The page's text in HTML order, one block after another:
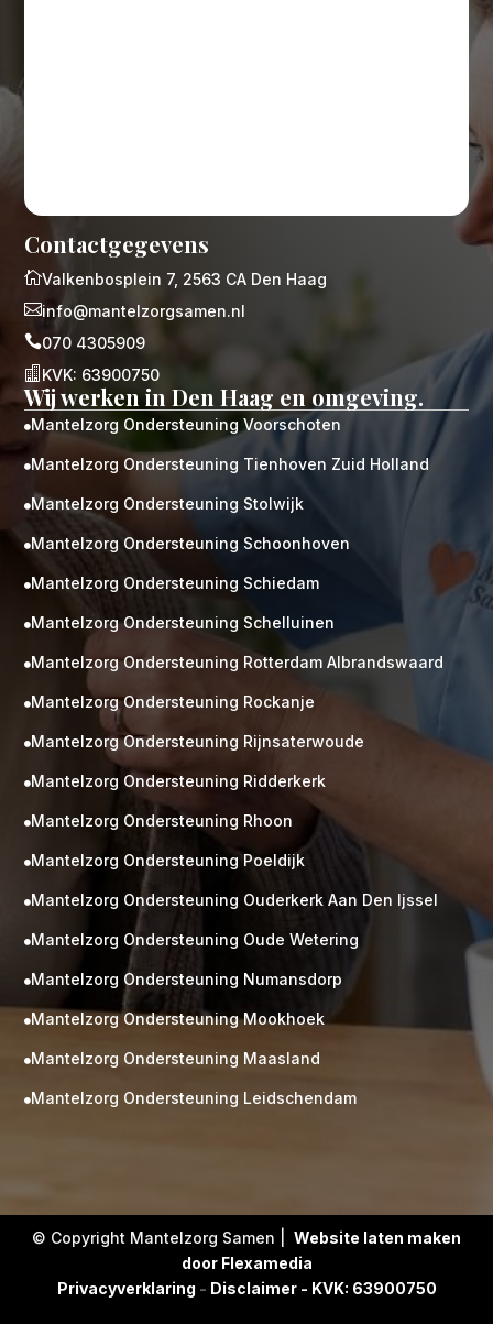
Gratis
M
Neem vrijblijvend contact op!
Hoog gekwalificeerd
Kennismakingsgesprek
Contact opnemen
Contactgegevens
Valkenbosplein 7, 2563 CA Den Haag
info@mantelzorgsamen.nl
070 4305909
 KVK: 63900750
Wij werken in Den Haag en omgeving.
Mantelzorg Ondersteuning Voorschoten
Mantelzorg Ondersteuning Tienhoven Zuid Holland
Mantelzorg Ondersteuning Stolwijk
Mantelzorg Ondersteuning Schoonhoven
Mantelzorg Ondersteuning Schiedam
Mantelzorg Ondersteuning Schelluinen
Mantelzorg Ondersteuning Rotterdam Albrandswaard
Mantelzorg Ondersteuning Rockanje
Mantelzorg Ondersteuning Rijnsaterwoude
Mantelzorg Ondersteuning Ridderkerk
Mantelzorg Ondersteuning Rhoon
Mantelzorg Ondersteuning Poeldijk
Mantelzorg Ondersteuning Ouderkerk Aan Den Ijssel
Mantelzorg Ondersteuning Oude Wetering
Mantelzorg Ondersteuning Numansdorp
Mantelzorg Ondersteuning Mookhoek
Mantelzorg Ondersteuning Maasland
Mantelzorg Ondersteuning Leidschendam
© Copyright Mantelzorg Samen | Website laten maken
door Flexamedia
Privacyverklaring - Disclaimer - KVK: 63900750